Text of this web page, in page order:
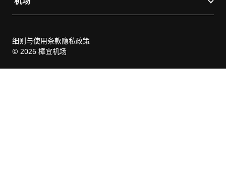
细则与使用条款隐私政策
© 2026 樟宜机场